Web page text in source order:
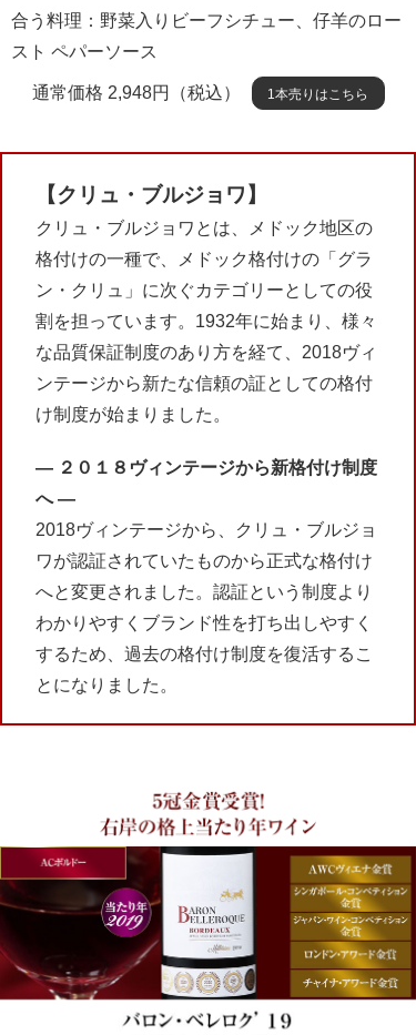
合う料理：野菜入りビーフシチュー、仔羊のロー
スト ペパーソース
通常価格 2,948円（税込） 1本売りはこちら
【クリュ・ブルジョワ】
クリュ・ブルジョワとは、メドック地区の
格付けの一種で、メドック格付けの「グラ
ン・クリュ」に次ぐカテゴリーとしての役
割を担っています。1932年に始まり、様々
な品質保証制度のあり方を経て、2018ヴィ
ンテージから新たな信頼の証としての格付
け制度が始まりました。
― ２０１８ヴィンテージから新格付け制度
へ ―
2018ヴィンテージから、クリュ・ブルジョ
ワが認証されていたものから正式な格付け
へと変更されました。認証という制度より
わかりやすくブランド性を打ち出しやすく
するため、過去の格付け制度を復活するこ
とになりました。